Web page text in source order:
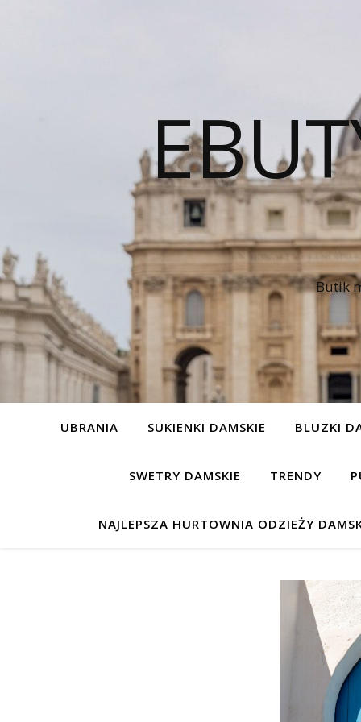
Butik
UBRANIA SUKIENKI DAMSKIE BLUZKI
SWETRY DAMSKIE TRENDY
NAJLEPSZA HURTOWNIA ODZIEŻY